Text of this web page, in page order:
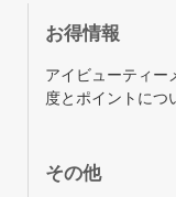
お得情報
アイビューティー
度とポイントにつ
その他